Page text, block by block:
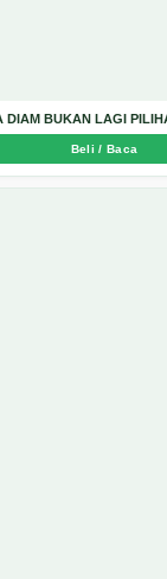
DIAM BUKAN LAGI
Beli / Baca